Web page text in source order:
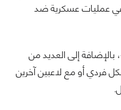
في عمليات عسكرية ضد
إلى العديد من
فردي أو مع لاعبين آخرين